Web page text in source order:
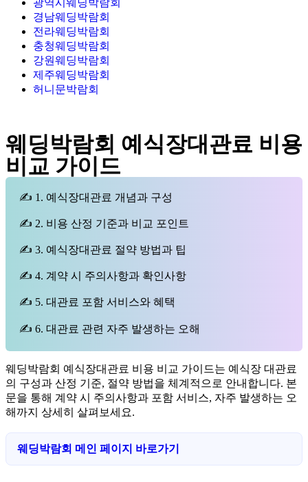
광역시웨딩박람회
경남웨딩박람회
전라웨딩박람회
충청웨딩박람회
강원웨딩박람회
제주웨딩박람회
허니문박람회
웨딩박람회 예식장대관료 비용
비교 가이드
✍ 1. 예식장대관료 개념과 구성
✍ 2. 비용 산정 기준과 비교 포인트
✍ 3. 예식장대관료 절약 방법과 팁
✍ 4. 계약 시 주의사항과 확인사항
✍ 5. 대관료 포함 서비스와 혜택
✍ 6. 대관료 관련 자주 발생하는 오해
웨딩박람회 예식장대관료 비용 비교 가이드는 예식장 대관료
의 구성과 산정 기준, 절약 방법을 체계적으로 안내합니다. 본
문을 통해 계약 시 주의사항과 포함 서비스, 자주 발생하는 오
해까지 상세히 살펴보세요.
웨딩박람회 메인 페이지 바로가기